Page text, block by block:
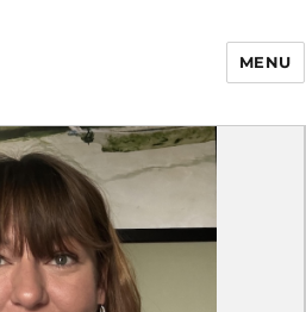
Enfance Made in
France
MENU